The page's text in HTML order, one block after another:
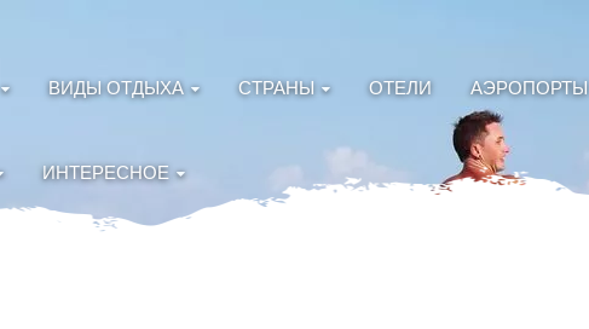
ВИДЫ ОТДЫХА СТРАНЫ ОТЕЛИ АЭРОПОРТЫ
ИНТЕРЕСНОЕ